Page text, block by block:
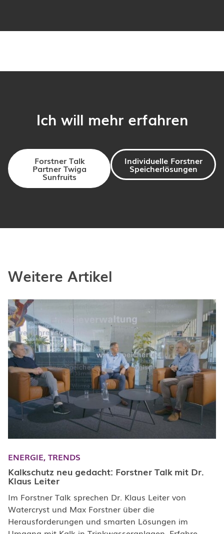
Ich will mehr erfahren
Forstner Talk
Partner Twiga
Sunfruits
Individuelle Forstner
Speicherlösungen
Weitere Artikel
ENERGIE, TRENDS
Kalkschutz neu gedacht: Forstner Talk mit Dr.
Klaus Leiter
Im Forstner Talk sprechen Dr. Klaus Leiter von
Watercryst und Max Forstner über die
Herausforderungen und smarten Lösungen im